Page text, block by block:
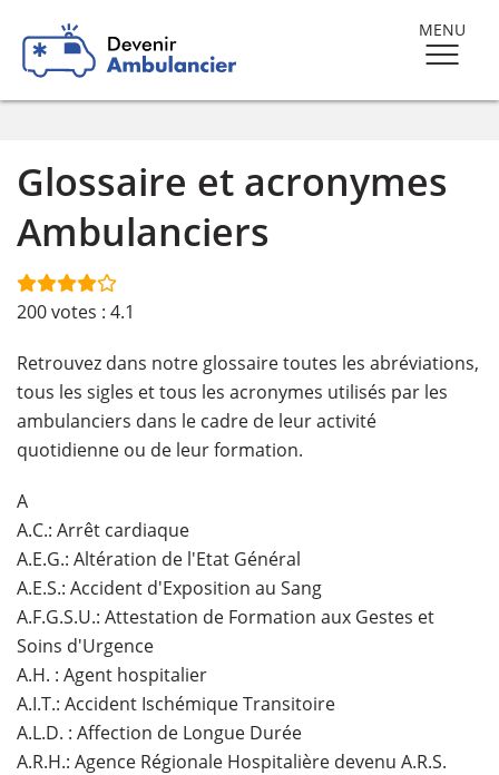
MENU
Glossaire et acronymes
Ambulanciers
200votes : 4.1
Retrouvez dans notre glossaire toutes les abréviations,
tous les sigles et tous les acronymes utilisés par les
ambulanciers dans le cadre de leur activité
quotidienne ou de leur formation.
A
A.C.: Arrêt cardiaque
A.E.G.: Altération de l'Etat Général
A.E.S.: Accident d'Exposition au Sang
A.F.G.S.U.: Attestation de Formation aux Gestes et
Soins d'Urgence
A.H. : Agent hospitalier
A.I.T.: Accident Ischémique Transitoire
A.L.D. : Affection de Longue Durée
A.R.H.: Agence Régionale Hospitalière devenu A.R.S.